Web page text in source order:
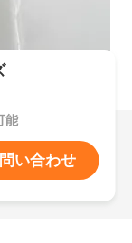
能
い合わせ